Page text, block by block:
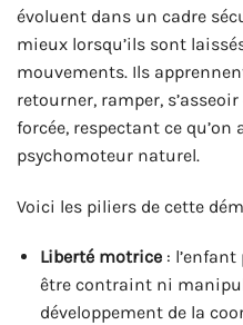
évoluent dans un cadre
mieux lorsqu’ils sont
mouvements. Ils
retourner, ramper,
forcée, respectant ce qu’on
psychomoteur naturel.
Voici les piliers de cette
Liberté motrice: l’enfant
être contraint ni
développement de la